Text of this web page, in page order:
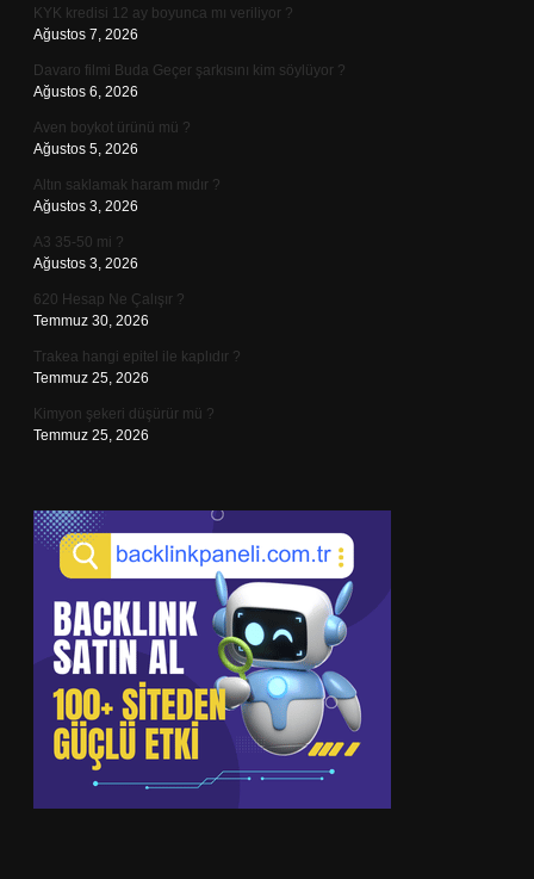
KYK kredisi 12 ay boyunca mı veriliyor ?
Ağustos 7, 2026
Davaro filmi Buda Geçer şarkısını kim söylüyor ?
Ağustos 6, 2026
Aven boykot ürünü mü ?
Ağustos 5, 2026
Altın saklamak haram mıdır ?
Ağustos 3, 2026
A3 35-50 mi ?
Ağustos 3, 2026
620 Hesap Ne Çalışır ?
Temmuz 30, 2026
Trakea hangi epitel ile kaplıdır ?
Temmuz 25, 2026
Kimyon şekeri düşürür mü ?
Temmuz 25, 2026